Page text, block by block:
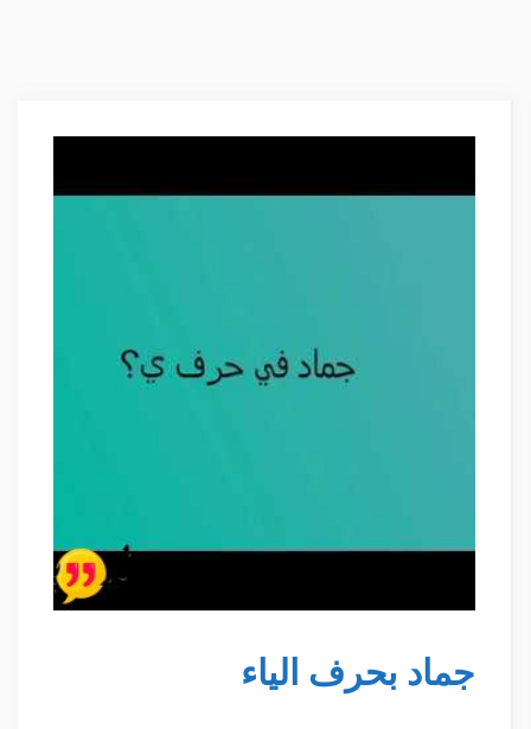
جماد بحرف الياء